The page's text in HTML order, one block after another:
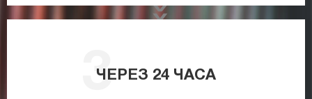
ЧЕРЕЗ 24 ЧАСА